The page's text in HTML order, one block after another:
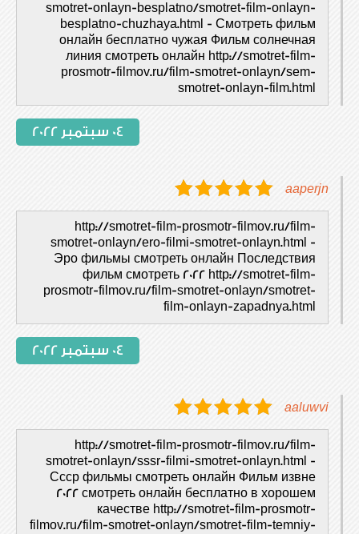
smotret-onlayn-besplatno/smotret-film-onlayn-
besplatno-chuzhaya.html - Смотреть фильм
онлайн бесплатно чужая Фильм солнечная
линия смотреть онлайн http://smotret-film-
prosmotr-filmov.ru/film-smotret-onlayn/sem-
smotret-onlayn-film.html
04 سبتمبر 2022
aaperjn
http://smotret-film-prosmotr-filmov.ru/film-
smotret-onlayn/ero-filmi-smotret-onlayn.html -
Эро фильмы смотреть онлайн Последствия
фильм смотреть 2022 http://smotret-film-
prosmotr-filmov.ru/film-smotret-onlayn/smotret-
film-onlayn-zapadnya.html
04 سبتمبر 2022
aaluwvi
http://smotret-film-prosmotr-filmov.ru/film-
smotret-onlayn/sssr-filmi-smotret-onlayn.html -
Ссср фильмы смотреть онлайн Фильм извне
2022 смотреть онлайн бесплатно в хорошем
качестве http://smotret-film-prosmotr-
filmov.ru/film-smotret-onlayn/smotret-film-temniy-